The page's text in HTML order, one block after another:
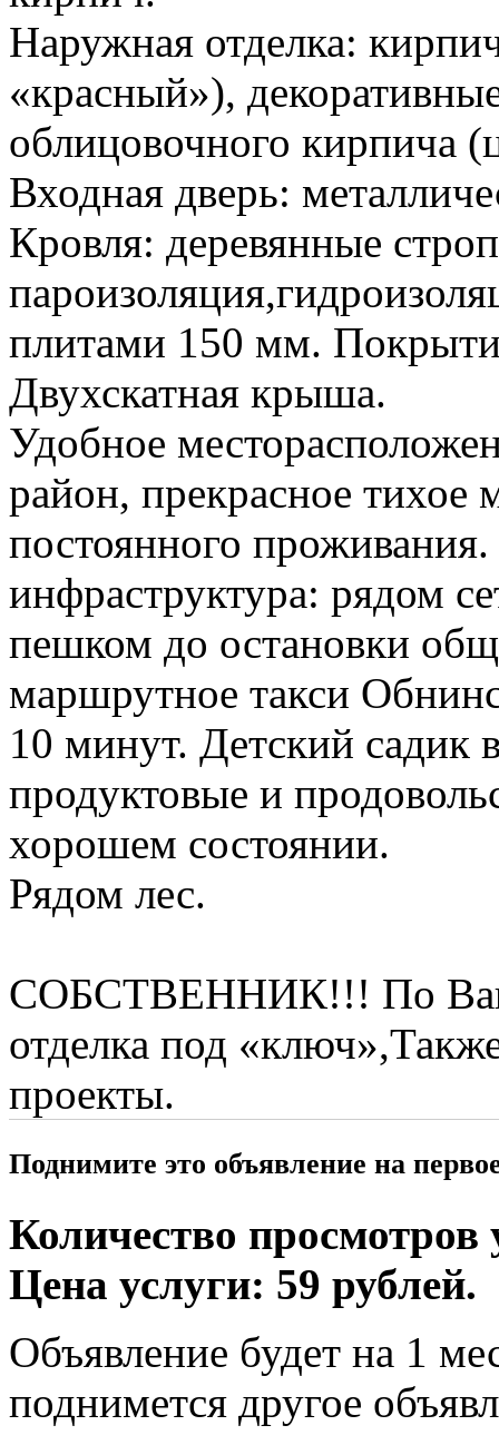
Наружная отделка:
«красный»),
облицовочного кирпича
Входная дверь:
Кровля: деревянные
плитами 150 мм.
Двухскатная крыша.
Удобное
район, прекрасное тихое
постоянного
инфраструктура: рядом
пешком до остановки
маршрутное такси
10 минут. Детский садик
продуктовые и
хорошем состоянии.
Рядом лес.
СОБСТВЕННИК!!! По
отделка под
проекты.
Поднимите это объявление на
Количество просмотров
Цена услуги: 59 рублей.
Объявление будет на 1
поднимется другое